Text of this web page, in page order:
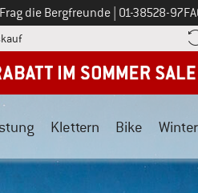
Frag die Bergfreunde Ruf uns an
01-38528-97
Finde die Zahlungs-Infos hier!
Klettern Bike Winter